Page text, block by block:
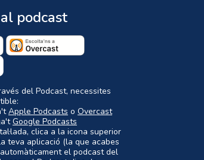
podcast
del Podcast, necessites
Apple Podcasts o Overcast
Google Podcasts
clica a la icona superior
teva aplicació (la que acabes
el podcast del